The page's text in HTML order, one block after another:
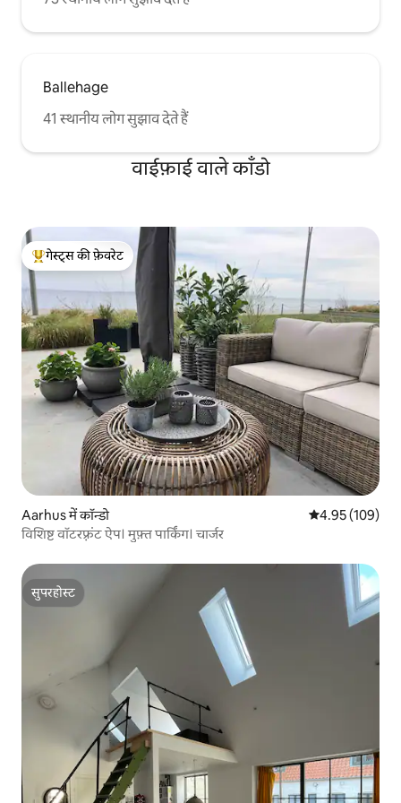
Ballehage
41 स्थानीय लोग सुझाव देते हैं
वाईफ़ाई वाले काँडो
गेस्ट्स का टॉप फ़ेवरेट
गेस्ट्स की फ़ेवरेट
Aarhus में कॉन्डो औसत रेटिंग 5 में से
4.95 (109)
विशिष्ट वॉटरफ़्रंट ऐप। मुफ़्त पार्किंग। चार्जर
सुपरहोस्ट
सुपरहोस्ट